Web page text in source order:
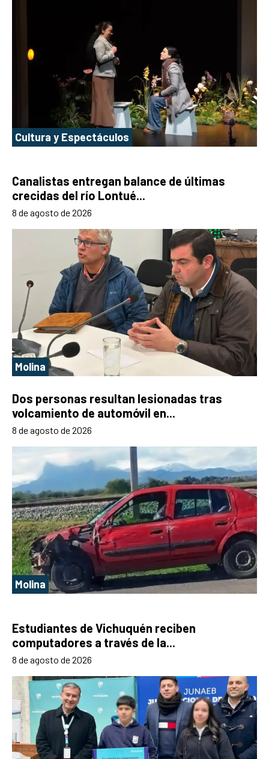
Cultura y Espectáculos
Canalistas entregan balance de últimas
crecidas del río Lontué...
8 de agosto de 2026
Molina
Dos personas resultan lesionadas tras
volcamiento de automóvil en...
8 de agosto de 2026
Molina
Estudiantes de Vichuquén reciben
computadores a través de la...
8 de agosto de 2026